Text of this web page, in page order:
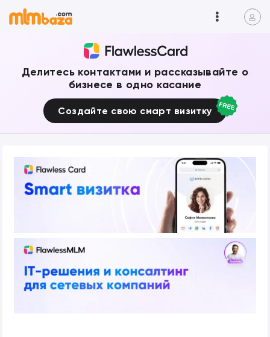
Делитесь контактами и рассказывайте о
бизнесе в одно касание
Создайте свою смарт визитку